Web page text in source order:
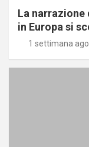
La narrazione
in Europa si
1 settimana ago